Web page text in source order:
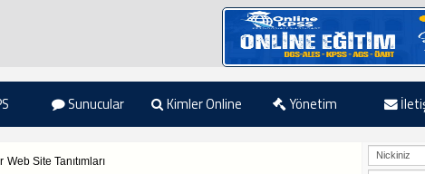
Sunucular Kimler Online Yönetim
Web Site Tanıtımları